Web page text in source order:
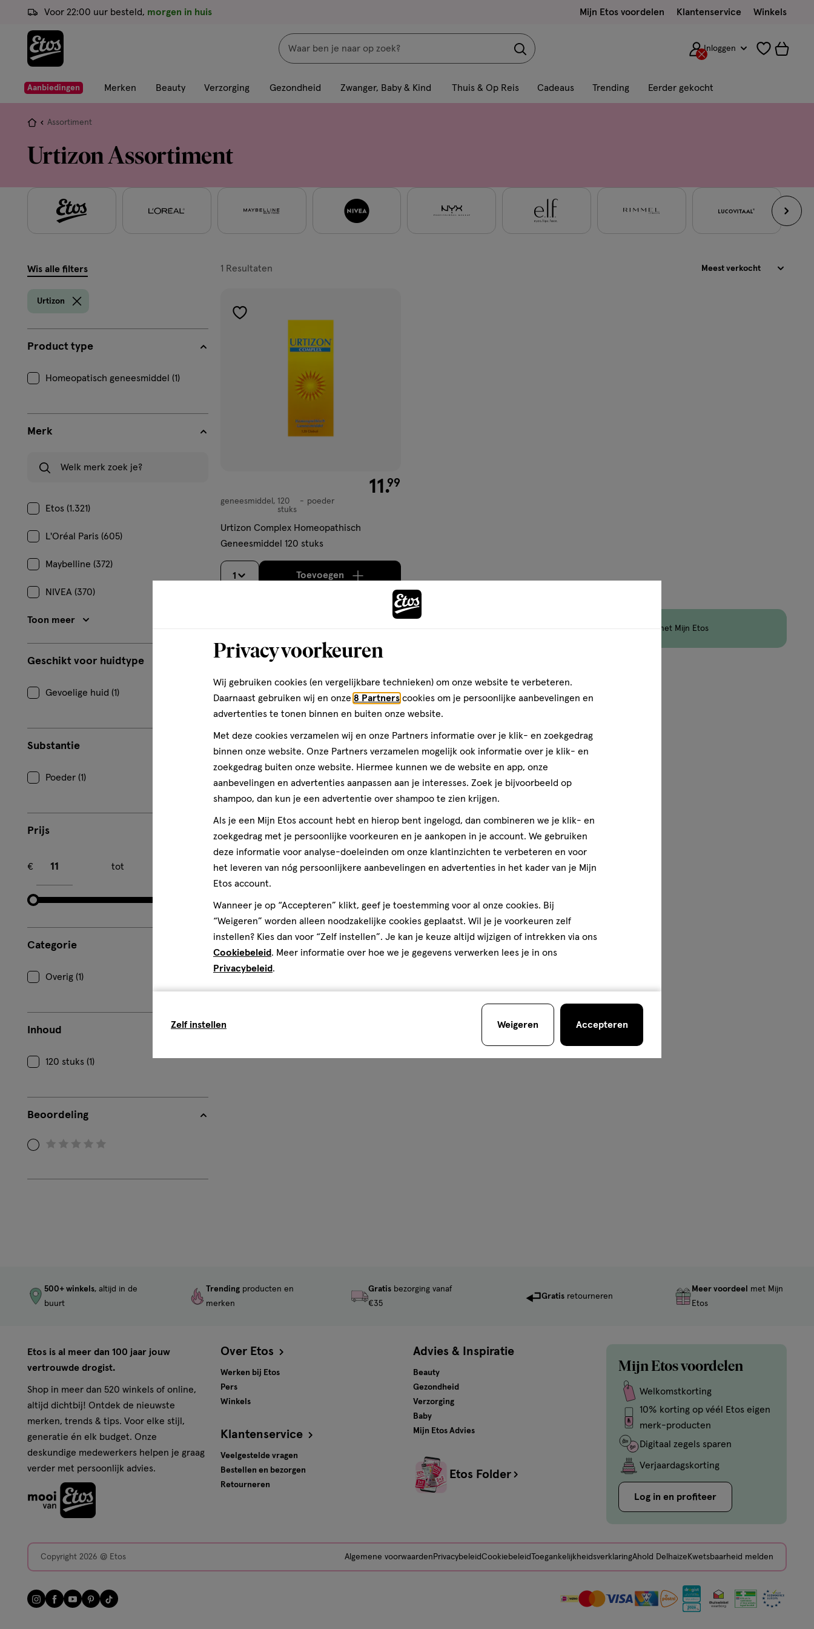
ga
de
hoofd
ga
naar
de
ga
naar
footer
Voor 22:00 uur besteld, morgen in huis Mijn Etos voordelen Klantenservice Winkels
Zoeken
met
dit
geavanceerde
zoekopties
Inloggen
Aanbiedingen Merken Beauty Verzorging Gezondheid Zwanger, Baby & Kind Thuis & Op Reis Cadeaus Trending Eerder gekocht
Je
hier:
Assortiment
Urtizon Assortiment
filters
Wis alle filters
Urtizon
Product type
Homeopatisch geneesmiddel (1)
Merk
Etos (1.321)
L'Oréal Paris (605)
Maybelline (372)
NIVEA (370)
Toon meer
Geschikt voor huidtype
Gevoelige huid (1)
Substantie
Poeder (1)
Prijs
€
tot
Categorie
Overig (1)
Inhoud
120 stuks (1)
Beoordeling
1 Resultaten
producten
toevoegen
€ 11.99
11 .99
geneesmiddel,
geneesmiddel
120
stuks
poeder
Urtizon Complex Homeopathisch
Geneesmiddel 120 stuks
1 Toevoegenverhoog aantal met één,Limiet bereikt.Je kan maximaal 3 items bestellen van dit type product.
op Etos Merk met Mijn Etos
500+ winkels, altijd in de
buurt
Trending producten en
merken
Gratisbezorging vanaf
€35
Gratis retourneren
Meer voordeel
met Mijn
Etos
Etos is al meer dan 100 jaar jouw
vertrouwde drogist.
Shop in meer dan 520 winkels of online,
altijd dichtbij! Ontdek de nieuwste
merken, trends & tips. Voor elke stijl,
generatie én elk budget. Onze
deskundige medewerkers helpen je graag
verder met persoonlijk advies.
Over Etos
Werken bij Etos
Pers
Winkels
Klantenservice
Veelgestelde vragen
Bestellen en bezorgen
Retourneren
Advies & Inspiratie
Beauty
Gezondheid
Verzorging
Baby
Mijn Etos Advies
Etos Folder
Mijn Etos voordelen
Welkomstkorting
10% korting op véél Etos eigen
merk-producten
Digitaal zegels sparen
Verjaardagskorting
Log in en profiteer
Copyright 2026 @ Etos Algemene voorwaarden PrivacybeleidCookiebeleid ToegankelijkheidsverklaringAhold Delhaize Kwetsbaarheid melden
Privacy voorkeuren
Wij gebruiken cookies (en vergelijkbare technieken) om onze website te verbeteren.
Daarnaast gebruiken wij en onze 8 Partners cookies om je persoonlijke aanbevelingen en
advertenties te tonen binnen en buiten onze website.
Met deze cookies verzamelen wij en onze Partners informatie over je klik- en zoekgedrag
binnen onze website. Onze Partners verzamelen mogelijk ook informatie over je klik- en
zoekgedrag buiten onze website. Hiermee kunnen we de website en app, onze
aanbevelingen en advertenties aanpassen aan je interesses. Zoek je bijvoorbeeld op
shampoo, dan kun je een advertentie over shampoo te zien krijgen.
Als je een Mijn Etos account hebt en hierop bent ingelogd, dan combineren we je klik- en
zoekgedrag met je persoonlijke voorkeuren en je aankopen in je account. We gebruiken
deze informatie voor analyse-doeleinden om onze klantinzichten te verbeteren en voor
het leveren van nóg persoonlijkere aanbevelingen en advertenties in het kader van je Mijn
Etos account.
Wanneer je op “Accepteren” klikt, geef je toestemming voor al onze cookies. Bij
“Weigeren” worden alleen noodzakelijke cookies geplaatst. Wil je je voorkeuren zelf
instellen? Kies dan voor “Zelf instellen”. Je kan je keuze altijd wijzigen of intrekken via ons
Cookiebeleid. Meer informatie over hoe we je gegevens verwerken lees je in ons
Privacybeleid.
Zelf instellen Weigeren Accepteren